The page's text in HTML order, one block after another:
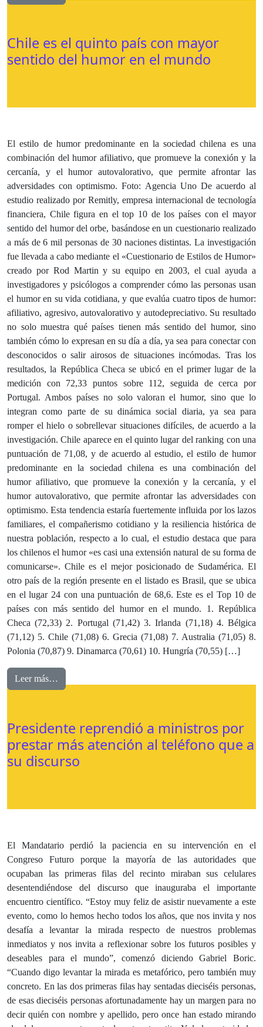
Chile es el quinto país con mayor
sentido del humor en el mundo
El estilo de humor predominante en la sociedad chilena es una
combinación del humor afiliativo, que promueve la conexión y la
cercanía, y el humor autovalorativo, que permite afrontar las
adversidades con optimismo. Foto: Agencia Uno De acuerdo al
estudio realizado por Remitly, empresa internacional de tecnología
financiera, Chile figura en el top 10 de los países con el mayor
sentido del humor del orbe, basándose en un cuestionario realizado
a más de 6 mil personas de 30 naciones distintas. La investigación
fue llevada a cabo mediante el «Cuestionario de Estilos de Humor»
creado por Rod Martin y su equipo en 2003, el cual ayuda a
investigadores y psicólogos a comprender cómo las personas usan
el humor en su vida cotidiana, y que evalúa cuatro tipos de humor:
afiliativo, agresivo, autovalorativo y autodepreciativo. Su resultado
no solo muestra qué países tienen más sentido del humor, sino
también cómo lo expresan en su día a día, ya sea para conectar con
desconocidos o salir airosos de situaciones incómodas. Tras los
resultados, la República Checa se ubicó en el primer lugar de la
medición con 72,33 puntos sobre 112, seguida de cerca por
Portugal. Ambos países no solo valoran el humor, sino que lo
integran como parte de su dinámica social diaria, ya sea para
romper el hielo o sobrellevar situaciones difíciles, de acuerdo a la
investigación. Chile aparece en el quinto lugar del ranking con una
puntuación de 71,08, y de acuerdo al estudio, el estilo de humor
predominante en la sociedad chilena es una combinación del
humor afiliativo, que promueve la conexión y la cercanía, y el
humor autovalorativo, que permite afrontar las adversidades con
optimismo. Esta tendencia estaría fuertemente influida por los lazos
familiares, el compañerismo cotidiano y la resiliencia histórica de
nuestra población, respecto a lo cual, el estudio destaca que para
los chilenos el humor «es casi una extensión natural de su forma de
comunicarse». Chile es el mejor posicionado de Sudamérica. El
otro país de la región presente en el listado es Brasil, que se ubica
en el lugar 24 con una puntuación de 68,6. Este es el Top 10 de
países con más sentido del humor en el mundo. 1. República
Checa (72,33) 2. Portugal (71,42) 3. Irlanda (71,18) 4. Bélgica
(71,12) 5. Chile (71,08) 6. Grecia (71,08) 7. Australia (71,05) 8.
Polonia (70,87) 9. Dinamarca (70,61) 10. Hungría (70,55) […]
Leer más…
Presidente reprendió a ministros por
prestar más atención al teléfono que a
su discurso
El Mandatario perdió la paciencia en su intervención en el
Congreso Futuro porque la mayoría de las autoridades que
ocupaban las primeras filas del recinto miraban sus celulares
desentendiéndose del discurso que inauguraba el importante
encuentro científico. “Estoy muy feliz de asistir nuevamente a este
evento, como lo hemos hecho todos los años, que nos invita y nos
desafía a levantar la mirada respecto de nuestros problemas
inmediatos y nos invita a reflexionar sobre los futuros posibles y
deseables para el mundo”, comenzó diciendo Gabriel Boric.
“Cuando digo levantar la mirada es metafórico, pero también muy
concreto. En las dos primeras filas hay sentadas dieciséis personas,
de esas dieciséis personas afortunadamente hay un margen para no
decir quién con nombre y apellido, pero once han estado mirando